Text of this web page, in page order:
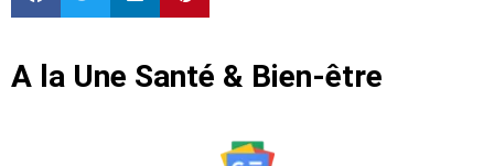
A la Une Santé & Bien-être